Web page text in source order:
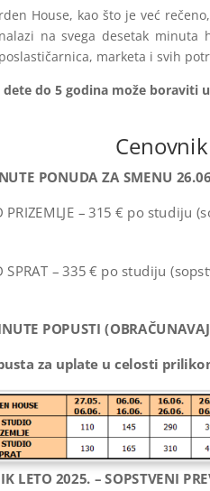
House, kao što je već
na svega desetak minuta
marketa i svih
dete do 5 godina može boraviti
PONUDA ZA SMENU
PRIZEMLJE – 315 € po
SPRAT – 335 € po studiju
POPUSTI
za uplate u celosti
LETO 2025. – SOPSTVENI